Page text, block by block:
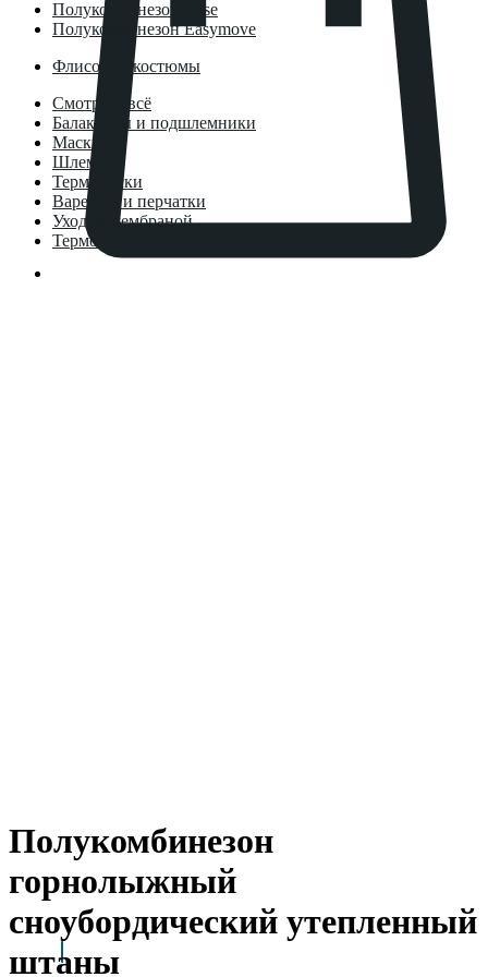
Полукомбинезон Base
Полукомбинезон Easymove
Флисовые костюмы
Смотреть всё
Балаклавы и подшлемники
Маски
Шлемы
Термоноски
Варежки и перчатки
Уход за мембраной
Термосы
Полукомбинезон
горнолыжный
сноубордический утепленный
штаны